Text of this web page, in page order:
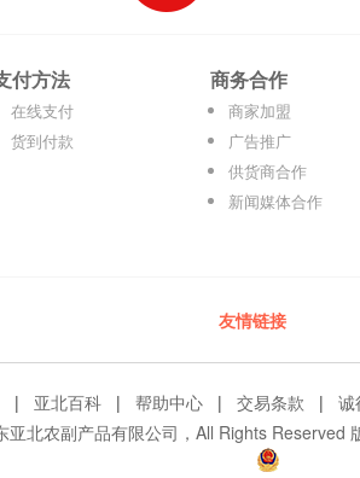
付方法
在线支付
货到付款
商务合作
商家加盟
广告推广
供货商合作
新闻媒体合作
友情链接
| 亚北百科 | 帮助中心 | 交易条款 | 诚
北农副产品有限公司，All Rights Reserved